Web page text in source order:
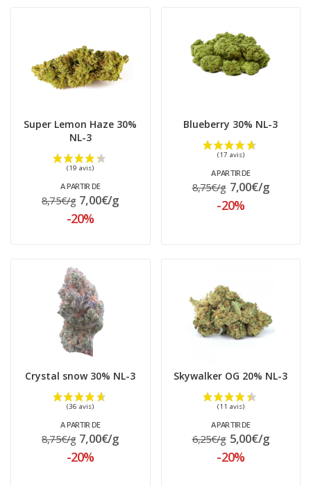
Super Lemon Haze 30%
NL-3
(19 avis)
A PARTIR DE
8,75€/g 7,00€/g
-20%
Blueberry 30% NL-3
A PARTIR DE
8,75€/g 7,00€/g
-20%
Crystal snow 30% NL-3
A PARTIR DE
8,75€/g 7,00€/g
-20%
Skywalker OG 20% NL-3
A PARTIR DE
6,25€/g 5,00€/g
-20%